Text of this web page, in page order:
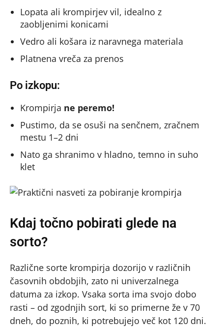
Lopata ali krompirjev vil, idealno z
zaobljenimi konicami
Vedro ali košara iz naravnega materiala
Platnena vreča za prenos
Po izkopu:
Krompirja ne peremo!
Pustimo, da se osuši na senčnem, zračnem
mestu 1–2 dni
Nato ga shranimo v hladno, temno in suho
klet
Kdaj točno pobirati glede na
sorto?
Različne sorte krompirja dozorijo v različnih
časovnih obdobjih, zato ni univerzalnega
datuma za izkop. Vsaka sorta ima svojo dobo
rasti – od zgodnjih sort, ki so primerne že v 70
dneh, do poznih, ki potrebujejo več kot 120 dni.